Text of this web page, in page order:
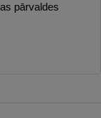
pārvaldes